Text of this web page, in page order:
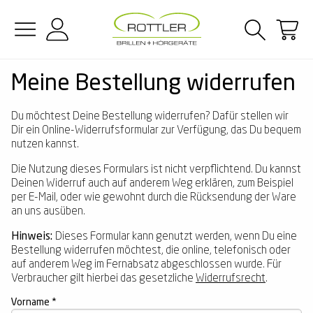
Zum Hauptinhalt springen
Meine Bestellung widerrufen
Du möchtest Deine Bestellung widerrufen? Dafür stellen wir
Dir ein Online-Widerrufsformular zur Verfügung, das Du bequem
nutzen kannst.
Die Nutzung dieses Formulars ist nicht verpflichtend. Du kannst
Deinen Widerruf auch auf anderem Weg erklären, zum Beispiel
per E-Mail, oder wie gewohnt durch die Rücksendung der Ware
an uns ausüben.
Hinweis: Dieses Formular kann genutzt werden, wenn Du eine
Bestellung widerrufen möchtest, die online, telefonisch oder
auf anderem Weg im Fernabsatz abgeschlossen wurde. Für
Verbraucher gilt hierbei das gesetzliche Widerrufsrecht.
Vorname *
Brillen
Damen-Brillen
Kinder-Brillen
Lesebrillen
Material
Bio-Acetat
Metall
Titan
Emporio Armani
Humphrey's
meineBrille
Exklusive Marken
Chloé
Prada
Sonnenbrillen
Damen-Sonnenbrillen
Kinder-Sonnenbrillen
Sonnenbrillen Trends
Material
Metall
Kunststoff
Emporio Armani
Marc O'Polo
Humphrey's
Exklusive Marken
Chloé
Prada
Versace
Kontaktlinsen
Monatslinsen
Wochenlinsen
Linsentypen
Sphärische Kontaktlinsen
Gleitsichtkontaktlinsen
Alle Kontaktlinsen
Acuvue
Dailies
Total
Pflege & Zubehör
All-in-One Lösung
Kochsalzlösungen
Pflegemittel harte Kontaktlinsen
Vorteile von Kontaktlinsen
Trockene Augen & Augentropfen
Zubehör
Antibeschlagtücher
Hörgeräte-Zubehör
Hörgerätebatterien